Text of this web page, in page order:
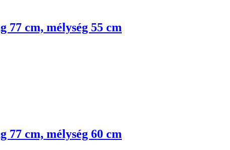
77 cm, mélység 55 cm
77 cm, mélység 60 cm